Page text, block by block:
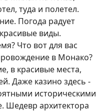
туда и полетел.
Погода радует
виды.
Что вот для вас
в Монако?
в красивые места,
Даже казино здесь -
историческими
Шедевр архитектора